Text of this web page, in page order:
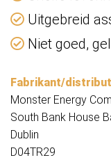
Uitgebreid
Niet goed,
Fabrikant/
Monster Energy
South Bank House
Dublin
D04TR29